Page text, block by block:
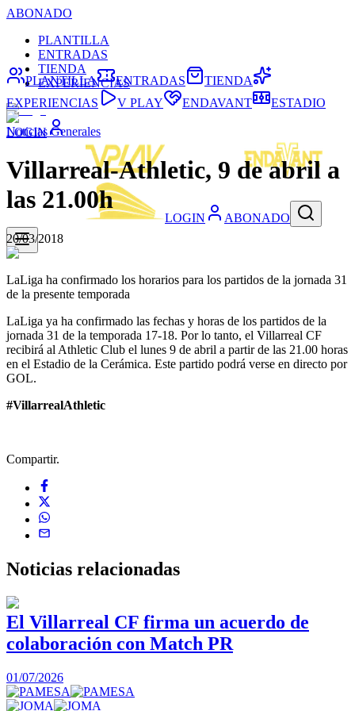
ABONADO
PLANTILLA
ENTRADAS
TIENDA
EXPERIENCIAS
LOGIN
LOGIN ABONADO
PLANTILLA ENTRADAS
TIENDA
EXPERIENCIAS
V PLAY ENDAVANT ESTADIO
Noticias Generales
Villarreal-Athletic, 9 de abril a
las 21.00h
20/03/2018
LaLiga ha confirmado los horarios para los partidos de la jornada 31
de la presente temporada
LaLiga ya ha confirmado las fechas y horas de los partidos de la
jornada 31 de la temporada 17-18. Por lo tanto, el Villarreal CF
recibirá al Athletic Club el lunes 9 de abril a partir de las 21.00 horas
en el Estadio de la Cerámica. Este partido podrá verse en directo por
GOL.
#VillarrealAthletic
Compartir.
Noticias relacionadas
El Villarreal CF firma un acuerdo de
colaboración con Match PR
01/07/2026